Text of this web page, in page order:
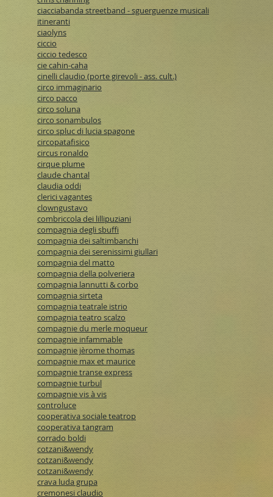
ciacciabanda streetband - sguerguenze musicali
itineranti
ciaolyns
ciccio
ciccio tedesco
cie cahin-caha
cinelli claudio (porte girevoli - ass. cult.)
circo immaginario
circo pacco
circo soluna
circo sonambulos
circo spluc di lucia spagone
circopatafisico
circus ronaldo
cirque plume
claude chantal
claudia oddi
clerici vagantes
clowngustavo
combriccola dei lillipuziani
compagnia degli sbuffi
compagnia dei saltimbanchi
compagnia dei serenissimi giullari
compagnia del matto
compagnia della polveriera
compagnia lannutti & corbo
compagnia sirteta
compagnia teatrale istrio
compagnia teatro scalzo
compagnie du merle moqueur
compagnie infammable
compagnie jèrome thomas
compagnie max et maurice
compagnie transe express
compagnie turbul
compagnie vis à vis
controluce
cooperativa sociale teatrop
cooperativa tangram
corrado boldi
cotzani&wendy
cotzani&wendy
cotzani&wendy
crava luda grupa
cremonesi claudio